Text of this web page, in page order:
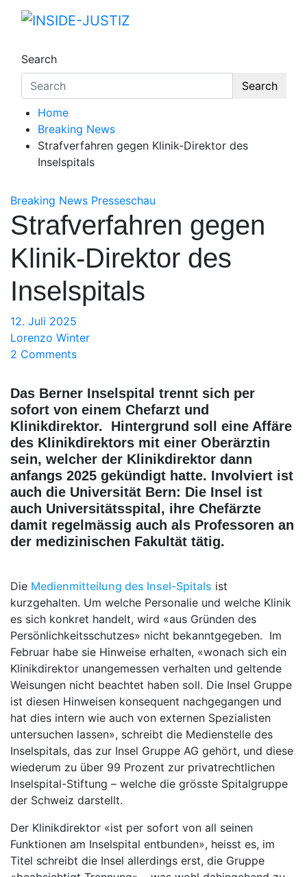
Skip
Search
Search
Home
Breaking News
Strafverfahren gegen Klinik-Direktor des
Inselspitals
Breaking News Presseschau
Strafverfahren gegen
Klinik-Direktor des
Inselspitals
12. Juli 2025
Lorenzo Winter
2 Comments
Das Berner Inselspital trennt sich per
sofort von einem Chefarzt und
Klinikdirektor. Hintergrund soll eine Affäre
des Klinikdirektors mit einer Oberärztin
sein, welcher der Klinikdirektor dann
anfangs 2025 gekündigt hatte. Involviert ist
auch die Universität Bern: Die Insel ist
auch Universitätsspital, ihre Chefärzte
damit regelmässig auch als Professoren an
der medizinischen Fakultät tätig.
Die Medienmitteilung des Insel-Spitals ist
kurzgehalten. Um welche Personalie und welche Klinik
es sich konkret handelt, wird «aus Gründen des
Persönlichkeitsschutzes» nicht bekanntgegeben. Im
Februar habe sie Hinweise erhalten, «wonach sich ein
Klinikdirektor unangemessen verhalten und geltende
Weisungen nicht beachtet haben soll. Die Insel Gruppe
ist diesen Hinweisen konsequent nachgegangen und
hat dies intern wie auch von externen Spezialisten
untersuchen lassen», schreibt die Medienstelle des
Inselspitals, das zur Insel Gruppe AG gehört, und diese
wiederum zu über 99 Prozent zur privatrechtlichen
Inselspital-Stiftung – welche die grösste Spitalgruppe
der Schweiz darstellt.
Der Klinikdirektor «ist per sofort von all seinen
Funktionen am Inselspital entbunden», heisst es, im
Titel schreibt die Insel allerdings erst, die Gruppe